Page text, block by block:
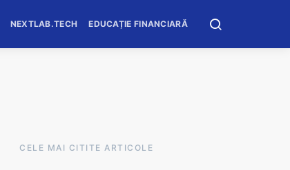
NEXTLAB.TECH EDUCAȚIE FINANCIARĂ
CELE MAI CITITE ARTICOLE